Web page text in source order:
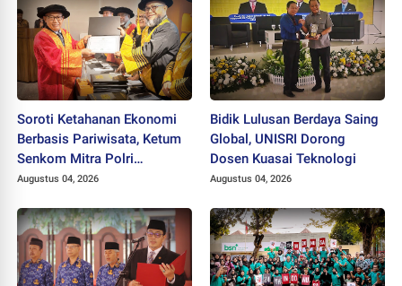
Soroti Ketahanan Ekonomi
Berbasis Pariwisata, Ketum
Senkom Mitra Polri
Dikukuhkan sebagai
Augustus 04, 2026
Bidik Lulusan Berdaya Saing
Global, UNISRI Dorong
Dosen Kuasai Teknologi
Augustus 04, 2026